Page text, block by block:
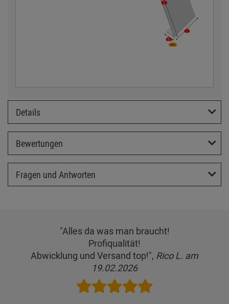
Details
Bewertungen
Fragen und Antworten
"Alles da was man braucht!
Profiqualität!
Abwicklung und Versand top!", Rico L. am
19.02.2026